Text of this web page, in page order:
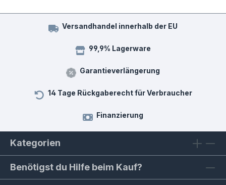
Versandhandel innerhalb der EU
99,9% Lagerware
Garantieverlängerung
14 Tage Rückgaberecht für Verbraucher
Finanzierung
Kategorien
Benötigst du Hilfe beim Kauf?